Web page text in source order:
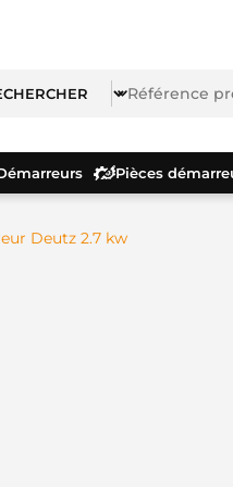
Pièces
Deutz 2.7 kw